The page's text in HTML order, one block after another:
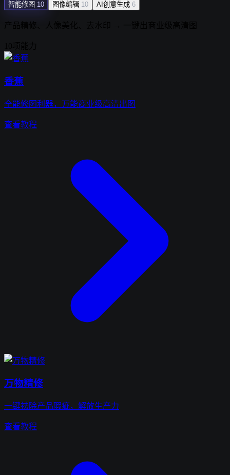
智能修图 10 图像编辑 10 AI创意生成 6
产品精修、人像美化、去水印 → 一键出商业级高清图
香蕉
全能修图利器，万能商业级高清出图
查看教程
万物精修
一键祛除产品瑕疵，解放生产力
查看教程